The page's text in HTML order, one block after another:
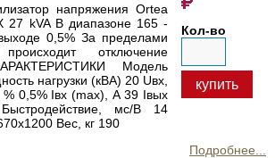
Кол-во
купить
напряжения Ortea
27 kVA В диапазоне 165 -
0,5% За пределами
отключение
Модель
нагрузки (кВА) 20 Uвх,
0,5% Iвх (max), А 39 Iвых
мс/В 14
Вес, кг 190
Подробнее...